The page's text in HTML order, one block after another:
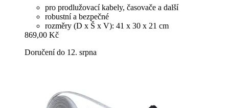
pro prodlužovací kabely, časovače a další
robustní a bezpečné
rozměry (D x Š x V): 41 x 30 x 21 cm
869,00 Kč
Doručení do 12. srpna